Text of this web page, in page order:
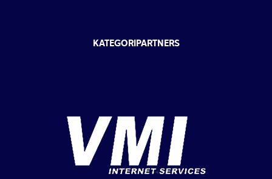
KATEGORIPARTNERS